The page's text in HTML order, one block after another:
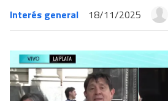
Interés general
18/11/2025